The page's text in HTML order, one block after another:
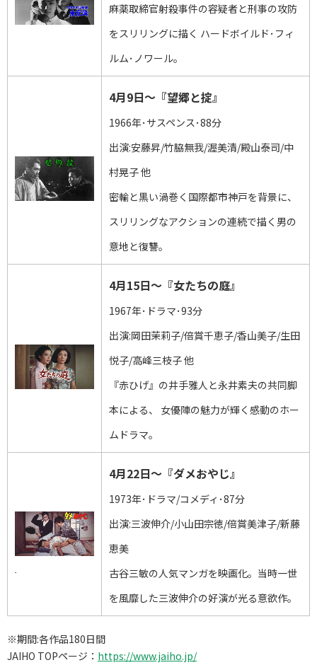
麻薬取締官射殺事件の容疑者と刑事の攻防
をスリリングに描く ハードボイルド･フィ
ルム･ノワール。
4月9日～『望郷と掟』
1966年･サスペンス･88分
出演:安藤昇/竹脇無我/渥美清/殿山泰司/中
村晃子 他
密輸と黒い渦巻く国際都市神戸を背景に、
スリリングなアクションの連続で描く男の
意地と復讐。
4月15日～『女たちの庭』
1967年･ドラマ･93分
出演:岡田茉莉子/倍賞千恵子/香山美子/生田
悦子/高峰三枝子 他
『赤ひげ』の井手雅人と永井素夫の共同脚
本による、 女優陣の魅力が輝く感動のホー
ムドラマ。
4月22日～『ダメおやじ』
1973年･ドラマ/コメディ･87分
出演:三波伸介/小山田宗徳/倍賞美津子/新藤
恵美
古谷三敏の人気マンガを映画化。当時一世
を風靡した三波伸介の好演が光る意欲作。
※期間:各作品180日間
JAIHO TOPページ： https://www.jaiho.jp/